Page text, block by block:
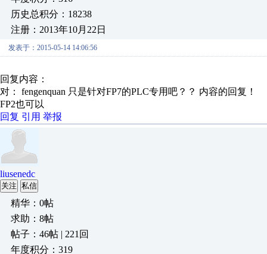
历史总积分：18238
注册：2013年10月22日
发表于：2015-05-14 14:06:56
回复内容：
对： fengenquan 只是针对FP7的PLC专用吧？？ 内容的回复！
FP2也可以
回复 引用 举报
liusenedc
关注 私信
精华：0帖
求助：8帖
帖子：46帖 | 221回
年度积分：319